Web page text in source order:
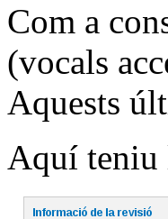
Com a
(vocals
Aquests
Aquí teniu